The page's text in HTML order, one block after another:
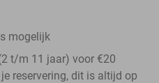
mogelijk
t/m 11 jaar) voor €20
reservering, dit is altijd op